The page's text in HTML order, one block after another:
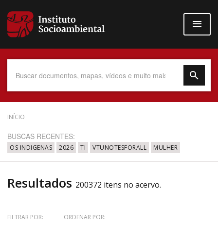
para
conteúdo
Data do Documento
Até
Povo Indígena
INÍCIO
BUSCAS RECENTES:
OS INDIGENAS 2026 TI VTUNOTESFORALL MULHER
Resultados 200372 itens no acervo.
FILTRAR POR: ORDENAR POR: